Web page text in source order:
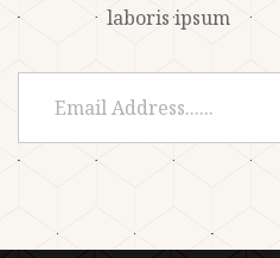
laboris ipsum